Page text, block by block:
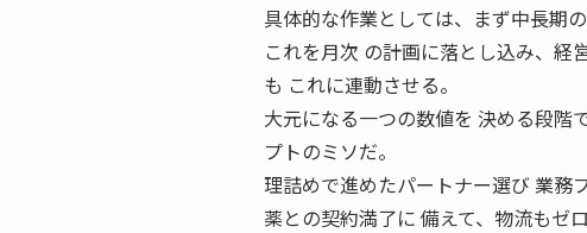
具体的な作業としては、まず中長期
これを月次 の計画に落とし込み、経
も これに連動させる。
大元になる一つの数値を 決める段階
プトのミソだ。
理詰めで進めたパートナー選び 業務
薬との契約満了に 備えて、物流もゼ